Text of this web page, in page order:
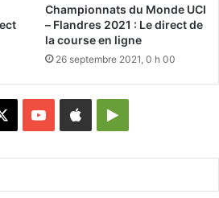
Championnats du Monde UCI
– Flandres 2021 : Le direct de
la course en ligne
26 septembre 2021, 0 h 00
YouTubeAppleGoogle